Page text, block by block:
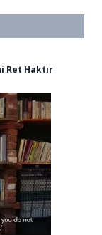
Ret Haktır